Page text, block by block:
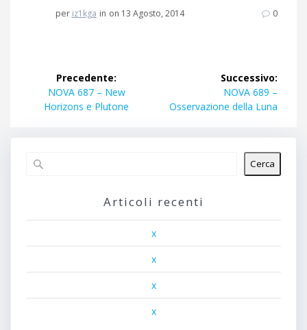
per iz1kga in on 13 Agosto, 2014 0
Navigazione
articoli
Precedente:
Articolo
precedente:
NOVA 687 – New
Horizons e Plutone
Successivo:
Articolo
successivo:
NOVA 689 –
Osservazione della Luna
Cerca
Articoli recenti
x
x
x
x